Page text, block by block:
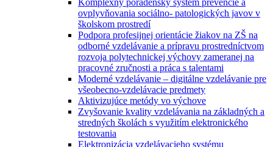
Komplexný poradenský systém prevencie a
ovplyvňovania sociálno- patologických javov v
školskom prostredí
Podpora profesijnej orientácie žiakov na ZŠ na
odborné vzdelávanie a prípravu prostredníctvom
rozvoja polytechnickej výchovy zameranej na
pracovné zručnosti a práca s talentami
Moderné vzdelávanie – digitálne vzdelávanie pre
všeobecno-vzdelávacie predmety
Aktivizujúce metódy vo výchove
Zvyšovanie kvality vzdelávania na základných a
stredných školách s využitím elektronického
testovania
Elektronizácia vzdelávacieho systému